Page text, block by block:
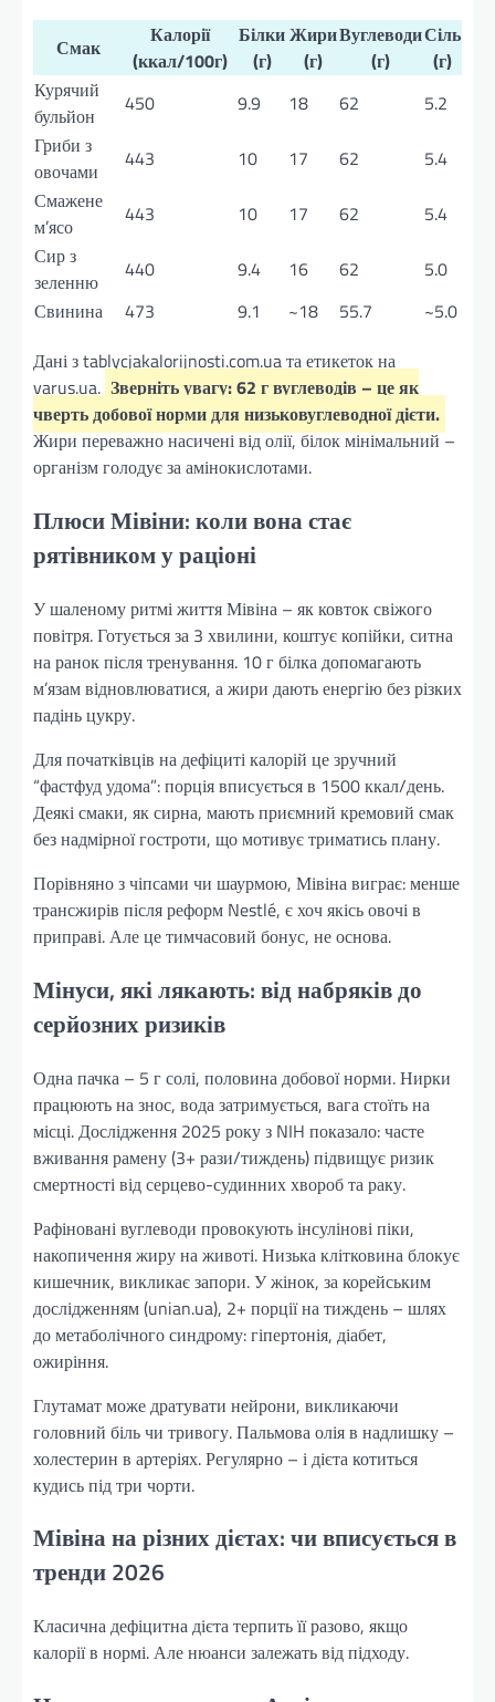
Смак
Калорії
(ккал/100г)
Білки
(г)
Жири
(г)
Вуглеводи
(г)
Сіль
(г)
Курячий
бульйон
450 9.9 18 62
5.2
Гриби з
овочами
443 10 17 62
5.4
Смажене
м’ясо
443 10 17 62
5.4
Сир з
зеленню
440 9.4 16 62
5.0
Свинина
473 9.1 ~18 55.7
~5.0
Дані з tablycjakalorijnosti.com.ua та етикеток на
varus.ua. Зверніть увагу: 62 г вуглеводів – це як
чверть добової норми для низьковуглеводної дієти.
Жири переважно насичені від олії, білок мінімальний –
організм голодує за амінокислотами.
Плюси Мівіни: коли вона стає
рятівником у раціоні
У шаленому ритмі життя Мівіна – як ковток свіжого
повітря. Готується за 3 хвилини, коштує копійки, ситна
на ранок після тренування. 10 г білка допомагають
м’язам відновлюватися, а жири дають енергію без різких
падінь цукру.
Для початківців на дефіциті калорій це зручний
“фастфуд удома”: порція вписується в 1500 ккал/день.
Деякі смаки, як сирна, мають приємний кремовий смак
без надмірної гостроти, що мотивує триматись плану.
Порівняно з чіпсами чи шаурмою, Мівіна виграє: менше
трансжирів після реформ Nestlé, є хоч якісь овочі в
приправі. Але це тимчасовий бонус, не основа.
Мінуси, які лякають: від набряків до
серйозних ризиків
Одна пачка – 5 г солі, половина добової норми. Нирки
працюють на знос, вода затримується, вага стоїть на
місці. Дослідження 2025 року з NIH показало: часте
вживання рамену (3+ рази/тиждень) підвищує ризик
смертності від серцево-судинних хвороб та раку.
Рафіновані вуглеводи провокують інсулінові піки,
накопичення жиру на животі. Низька клітковина блокує
кишечник, викликає запори. У жінок, за корейським
дослідженням (unian.ua), 2+ порції на тиждень – шлях
до метаболічного синдрому: гіпертонія, діабет,
ожиріння.
Глутамат може дратувати нейрони, викликаючи
головний біль чи тривогу. Пальмова олія в надлишку –
холестерин в артеріях. Регулярно – і дієта котиться
кудись під три чорти.
Мівіна на різних дієтах: чи вписується в
тренди 2026
Класична дефіцитна дієта терпить її разово, якщо
калорії в нормі. Але нюанси залежать від підходу.